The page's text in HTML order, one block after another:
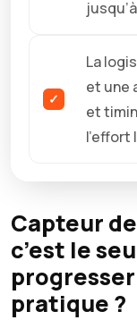
La
et une
et
l’effort
Capteur
c’est le
pratique ?